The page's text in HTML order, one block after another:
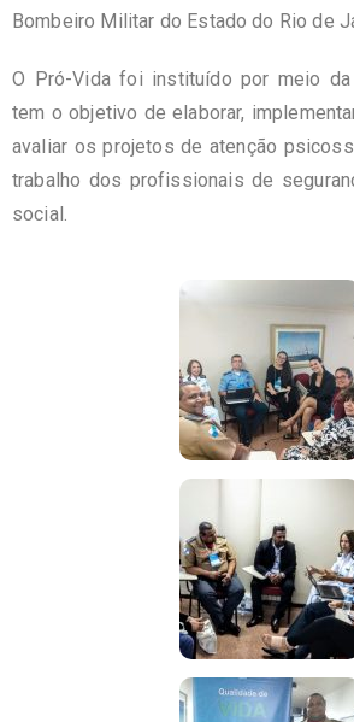
Bombeiro Militar do Estado do Rio de
O Pró-Vida foi instituído por meio
tem o objetivo de elaborar,
avaliar os projetos de atenção
trabalho dos profissionais de
social.